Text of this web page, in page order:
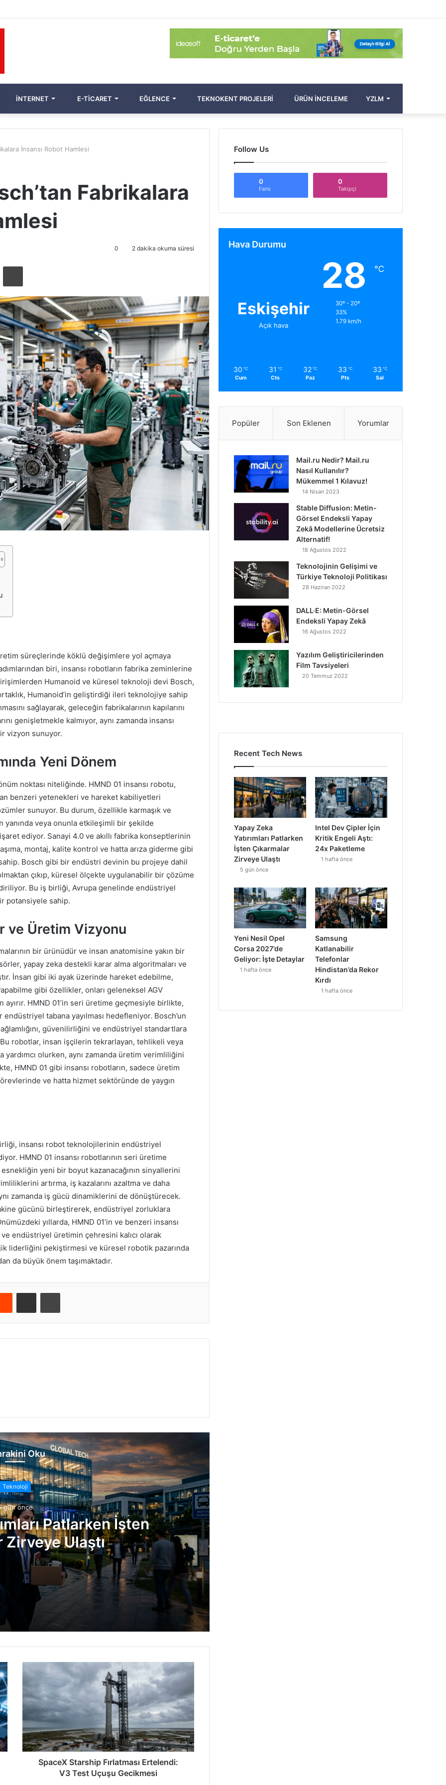
yap
...
Bölmesi
Makale
Ol
İNTERNET E-TICARET EĞLENCE TEKNOKENT PROJELERI ÜRÜN İNCELEME YZLM
İnsansı Robot Hamlesi
Fabrikalara
0 2 dakika okuma süresi
süreçlerinde köklü değişimlere yol açmaya
biri, insansı robotların fabrika zeminlerine
Humanoid ve küresel teknoloji devi Bosch,
Humanoid’in geliştirdiği ileri teknolojiye sahip
sağlayarak, geleceğin fabrikalarının kapılarını
genişletmekle kalmıyor, aynı zamanda insansı
vizyon sunuyor.
Yeni Dönem
noktası niteliğinde. HMND 01 insansı robotu,
benzeri yetenekleri ve hareket kabiliyetleri
sunuyor. Bu durum, özellikle karmaşık ve
veya onunla etkileşimli bir şekilde
ediyor. Sanayi 4.0 ve akıllı fabrika konseptlerinin
montaj, kalite kontrol ve hatta arıza giderme gibi
Bosch gibi bir endüstri devinin bu projeye dahil
çıkıp, küresel ölçekte uygulanabilir bir çözüme
Bu iş birliği, Avrupa genelinde endüstriyel
potansiyele sahip.
ve Üretim Vizyonu
bir ürünüdür ve insan anatomisine yakın bir
yapay zeka destekli karar alma algoritmaları ve
İnsan gibi iki ayak üzerinde hareket edebilme,
gibi özellikler, onları geleneksel AGV
HMND 01’in seri üretime geçmesiyle birlikte,
tabana yayılması hedefleniyor. Bosch’un
güvenilirliğini ve endüstriyel standartlara
robotlar, insan işçilerin tekrarlayan, tehlikeli veya
yardımcı olurken, aynı zamanda üretim verimliliğini
HMND 01 gibi insansı robotların, sadece üretim
ve hatta hizmet sektöründe de yaygın
insansı robot teknolojilerinin endüstriyel
HMND 01 insansı robotlarının seri üretime
yeni bir boyut kazanacağının sinyallerini
artırma, iş kazalarını azaltma ve daha
zamanda iş gücü dinamiklerini de dönüştürecek.
gücünü birleştirerek, endüstriyel zorluklara
yıllarda, HMND 01’in ve benzeri insansı
endüstriyel üretimin çehresini kalıcı olarak
liderliğini pekiştirmesi ve küresel robotik pazarında
da büyük önem taşımaktadır.
Oku
Teknoloji
gün önce
Patlarken İşten
Zirveye Ulaştı
Zirveye Ulaştı
Paketleme
Detaylar
Rekor Kırdı
SpaceX Starship Fırlatması Ertelendi:
V3 Test Uçuşu Gecikmesi
Follow Us
0
Fans
0
Takipçi
Hava Durumu
Eskişehir
Açık hava
28 ℃
30º - 20º
33%
1.79 km/h
30 ℃
Cum
31 ℃
Cts
32 ℃
Paz
33 ℃
Pts
33 ℃
Sal
Popüler Son Eklenen Yorumlar
Mail.ru Nedir? Mail.ru
Nasıl Kullanılır?
Mükemmel 1 Kılavuz!
14 Nisan 2023
Stable Diffusion: Metin-
Görsel Endeksli Yapay
Zekâ Modellerine Ücretsiz
Alternatif!
18 Ağustos 2022
Teknolojinin Gelişimi ve
Türkiye Teknoloji Politikası
28 Haziran 2022
DALL·E: Metin-Görsel
Endeksli Yapay Zekâ
16 Ağustos 2022
Yazılım Geliştiricilerinden
Film Tavsiyeleri
20 Temmuz 2022
Recent Tech News
Yapay Zeka
Yatırımları Patlarken
İşten Çıkarmalar
Zirveye Ulaştı
5 gün önce
Intel Dev Çipler İçin
Kritik Engeli Aştı:
24x Paketleme
1 hafta önce
Yeni Nesil Opel
Corsa 2027’de
Geliyor: İşte Detaylar
1 hafta önce
Samsung
Katlanabilir
Telefonlar
Hindistan’da Rekor
Kırdı
1 hafta önce